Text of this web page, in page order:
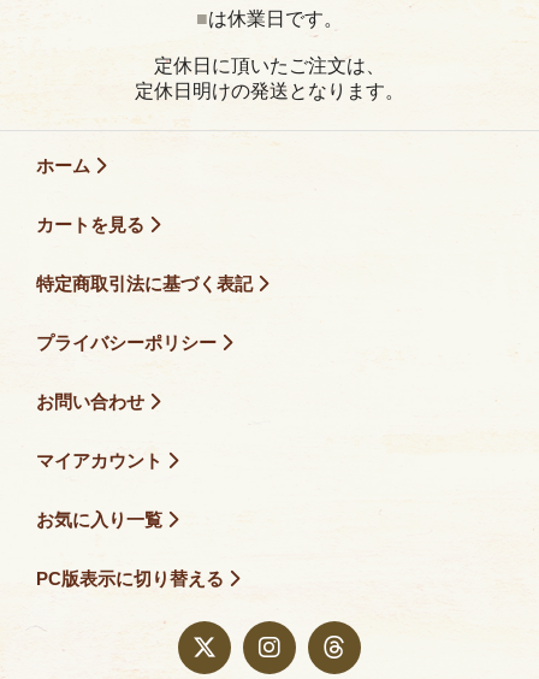
■は休業日です。
定休日に頂いたご注文は、
定休日明けの発送となります。
ホーム
カートを見る
特定商取引法に基づく表記
プライバシーポリシー
お問い合わせ
マイアカウント
お気に入り一覧
PC版表示に切り替える